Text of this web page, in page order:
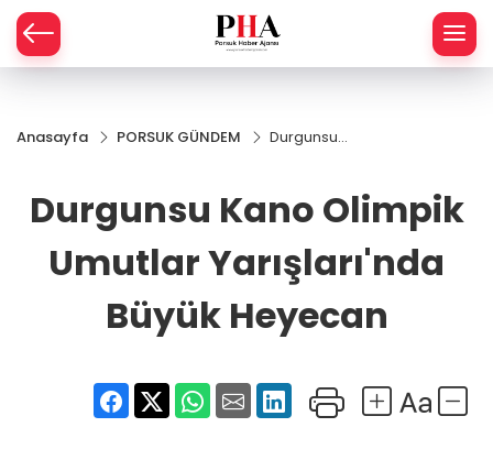
Anasayfa PORSUK GÜNDEM
Durgunsu
Umutlar
Yarışları'nda
Büyük
Heyecan
Durgunsu Kano Olimpik
Umutlar Yarışları'nda
Büyük Heyecan